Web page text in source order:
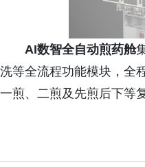
AI数智全自动煎药舱
洗等全流程功能模块，全
一煎、二煎及先煎后下等